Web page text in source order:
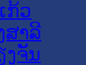
ກ້ວ
ສາລີ
ງຈັນ